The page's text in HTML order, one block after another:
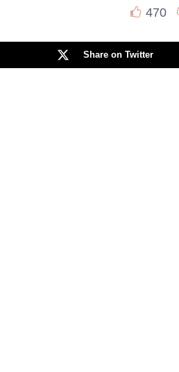
470
Share on Twitter